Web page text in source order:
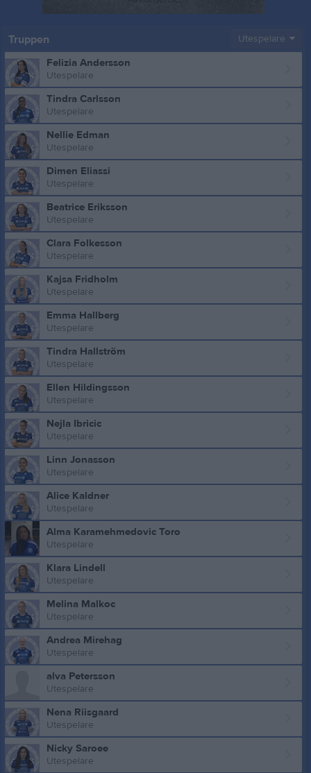
Truppen Utespelare
Felizia Andersson
Utespelare
Tindra Carlsson
Utespelare
Nellie Edman
Utespelare
Dimen Eliassi
Utespelare
Beatrice Eriksson
Utespelare
Clara Folkesson
Utespelare
Kajsa Fridholm
Utespelare
Emma Hallberg
Utespelare
Tindra Hallström
Utespelare
Ellen Hildingsson
Utespelare
Nejla Ibricic
Utespelare
Linn Jonasson
Utespelare
Alice Kaldner
Utespelare
Alma Karamehmedovic Toro
Utespelare
Klara Lindell
Utespelare
Melina Malkoc
Utespelare
Andrea Mirehag
Utespelare
alva Petersson
Utespelare
Nena Riisgaard
Utespelare
Nicky Saroee
Utespelare